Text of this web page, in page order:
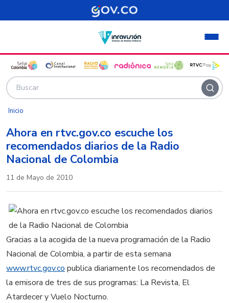
Pasar al contenido principal
Inicio
Ahora en rtvc.gov.co escuche los
recomendados diarios de la Radio
Nacional de Colombia
11 de Mayo de 2010
Gracias a la acogida de la nueva programación de la Radio
Nacional de Colombia, a partir de esta semana
www.rtvc.gov.co publica diariamente los recomendados de
la emisora de tres de sus programas: La Revista, El
Atardecer y Vuelo Nocturno.